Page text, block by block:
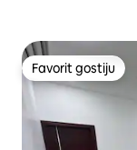
Favorit gostiju
Favorit gostiju